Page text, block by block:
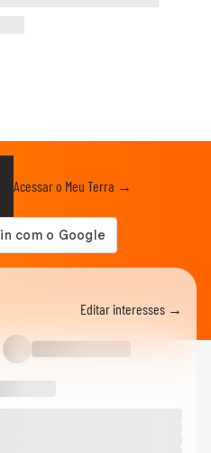
Acessar o Meu Terra →
Editar interesses →